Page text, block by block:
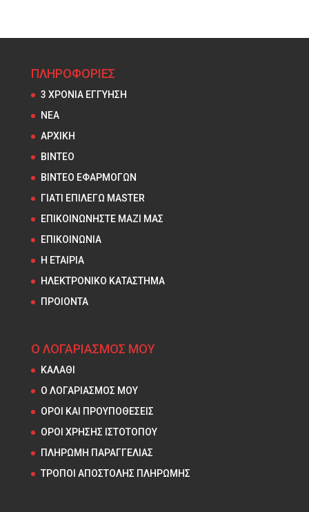
890,00€.800,00€.
ΠΛΗΡΟΦΟΡΙΕΣ
3 ΧΡΟΝΙΑ ΕΓΓΥΗΣΗ
NEA
ΑΡΧΙΚΗ
ΒΙΝΤΕΟ
ΒΙΝΤΕΟ ΕΦΑΡΜΟΓΩΝ
ΓΙΑΤΙ ΕΠΙΛΕΓΩ MASTER
ΕΠΙΚΟΙΝΩΝΗΣΤΕ ΜΑΖΙ ΜΑΣ
ΕΠΙΚΟΙΝΩΝΙΑ
Η ΕΤΑΙΡΙΑ
ΗΛΕΚΤΡΟΝΙΚΟ ΚΑΤΑΣΤΗΜΑ
ΠΡΟΙΟΝΤΑ
Ο ΛΟΓΑΡΙΑΣΜΟΣ ΜΟΥ
ΚΑΛΑΘΙ
Ο ΛΟΓΑΡΙΑΣΜΟΣ ΜΟΥ
ΟΡΟΙ ΚΑΙ ΠΡΟΥΠΟΘΕΣΕΙΣ
ΟΡΟΙ ΧΡΗΣΗΣ ΙΣΤΟΤΟΠΟΥ
ΠΛΗΡΩΜΗ ΠΑΡΑΓΓΕΛΙΑΣ
ΤΡΟΠΟΙ ΑΠΟΣΤΟΛΗΣ ΠΛΗΡΩΜΗΣ